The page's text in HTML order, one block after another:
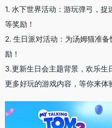
1. 水下世界活动：游玩弹弓，
等奖励！
2. 生日派对活动：为汤姆猫准
励！
3.更新生日会主题背景，欢乐生
更多好玩的游戏内容，等你来